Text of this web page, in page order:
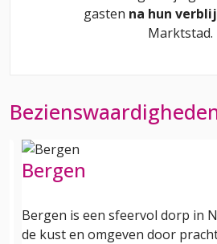
gasten na hun
Marktstad.
Bergen
Bergen is een sfeervol dorp in
de kust en omgeven door